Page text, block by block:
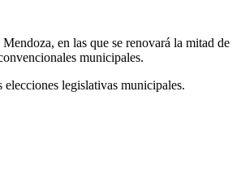
en las que se renovará la mitad de
municipales.
legislativas municipales.